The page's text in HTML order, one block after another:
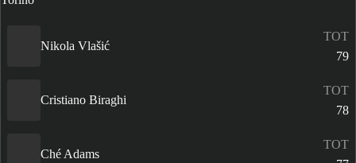
Nikola Vlašić
TOT
79
Cristiano Biraghi
TOT
78
Ché Adams
TOT